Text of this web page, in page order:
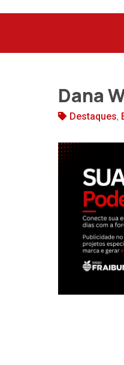
Dana
Destaques,